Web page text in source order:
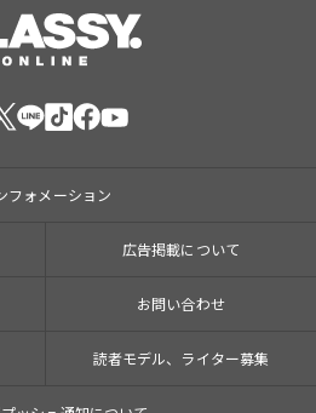
フォメーション
広告掲載について
お問い合わせ
読者モデル、ライター募集